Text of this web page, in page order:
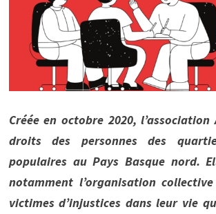
Créée en octobre 2020,
droits des personnes des
populaires au Pays Basque nord.
notamment l’organisation
victimes d’injustices dans leur vie